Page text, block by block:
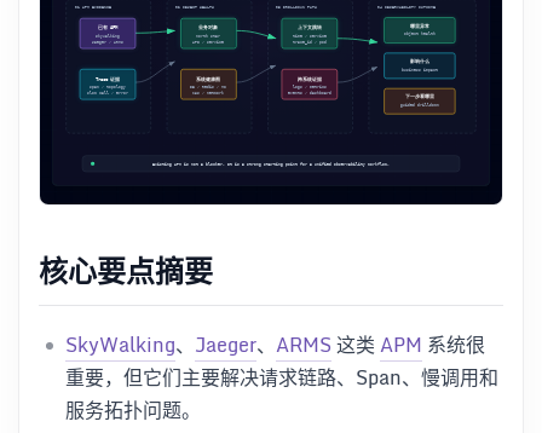
核心要点摘要
SkyWalking、 Jaeger、 ARMS这类APM 系统很
重要，但它们主要解决请求链路、Span、慢调用和
服务拓扑问题。